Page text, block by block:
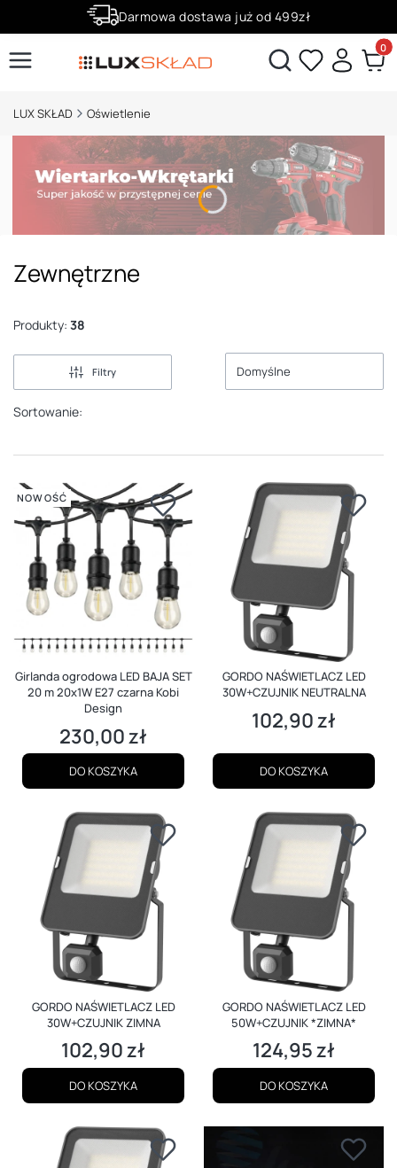
Darmowa dostawa już od 499zł
Zaloguj się i zbieraj punkty za zakupy!Otwórz wyszukiwarkę
LUX SKŁAD Oświetlenie
Zewnętrzne
Produkty: 38
Filtry
Sortowanie:
Domyślne
NOWOŚĆ
Girlanda ogrodowa LED BAJA SET
20 m 20x1W E27 czarna Kobi
Design
Cena
230,00 zł
DO KOSZYKA
GORDO NAŚWIETLACZ LED
30W+CZUJNIK NEUTRALNA
Cena
102,90 zł
DO KOSZYKA
GORDO NAŚWIETLACZ LED
30W+CZUJNIK ZIMNA
Cena
102,90 zł
DO KOSZYKA
GORDO NAŚWIETLACZ LED
50W+CZUJNIK *ZIMNA*
Cena
124,95 zł
DO KOSZYKA